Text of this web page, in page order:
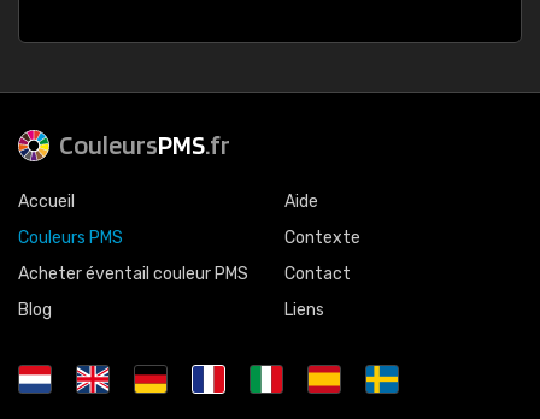
CouleursPMS.fr
Accueil
Couleurs PMS
Acheter éventail couleur PMS
Blog
Aide
Contexte
Contact
Liens